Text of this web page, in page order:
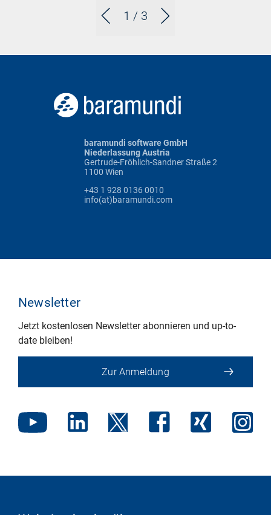
1 / 3
baramundi software GmbH
Niederlassung Austria
Gertrude-Fröhlich-Sandner Straße 2
1100 Wien
+43 1 928 0136 0010
info(at)baramundi.com
Newsletter
Jetzt kostenlosen Newsletter abonnieren und up-to-
date bleiben!
Zur Anmeldung